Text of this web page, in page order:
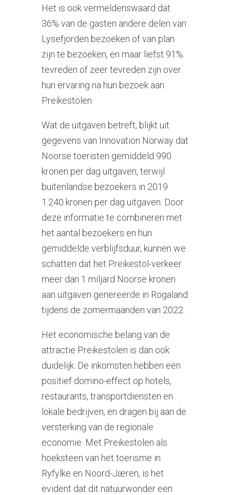
Het is ook vermeldenswaard dat
36% van de gasten andere delen van
Lysefjorden bezoeken of van plan
zijn te bezoeken, en maar liefst 91%
tevreden of zeer tevreden zijn over
hun ervaring na hun bezoek aan
Preikestolen.
Wat de uitgaven betreft, blijkt uit
gegevens van Innovation Norway dat
Noorse toeristen gemiddeld 990
kronen per dag uitgaven, terwijl
buitenlandse bezoekers in 2019
1.240 kronen per dag uitgaven. Door
deze informatie te combineren met
het aantal bezoekers en hun
gemiddelde verblijfsduur, kunnen we
schatten dat het Preikestol-verkeer
meer dan 1 miljard Noorse kronen
aan uitgaven genereerde in Rogaland
tijdens de zomermaanden van 2022.
Het economische belang van de
attractie Preikestolen is dan ook
duidelijk. De inkomsten hebben een
positief domino-effect op hotels,
restaurants, transportdiensten en
lokale bedrijven, en dragen bij aan de
versterking van de regionale
economie. Met Preikestolen als
hoeksteen van het toerisme in
Ryfylke en Noord-Jæren, is het
evident dat dit natuurwonder een